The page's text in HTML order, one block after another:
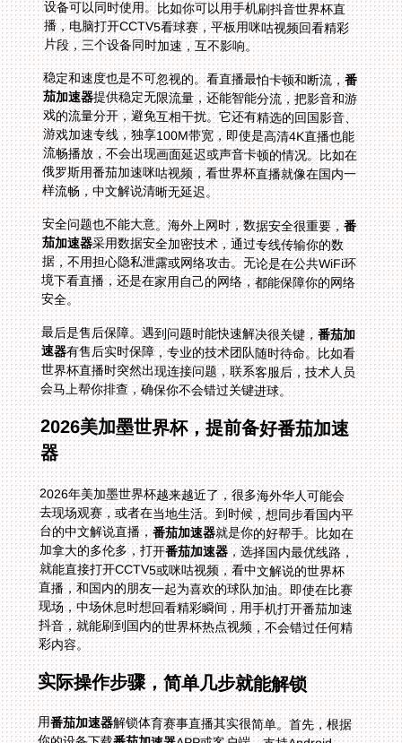
片段，三个设备同时加速，互不影响。
稳定和速度也是不可忽视的。看直播最怕卡顿和断流，番
茄加速器提供稳定无限流量，还能智能分流，把影音和游
戏的流量分开，避免互相干扰。它还有精选的回国影音、
游戏加速专线，独享100M带宽，即使是高清4K直播也能
流畅播放，不会出现画面延迟或声音卡顿的情况。比如在
俄罗斯用番茄加速咪咕视频，看世界杯直播就像在国内一
样流畅，中文解说清晰无延迟。
安全问题也不能大意。海外上网时，数据安全很重要，番
茄加速器采用数据安全加密技术，通过专线传输你的数
据，不用担心隐私泄露或网络攻击。无论是在公共WiFi环
境下看直播，还是在家用自己的网络，都能保障你的网络
安全。
最后是售后保障。遇到问题时能快速解决很关键，番茄加
速器有售后实时保障，专业的技术团队随时待命。比如看
世界杯直播时突然出现连接问题，联系客服后，技术人员
会马上帮你排查，确保你不会错过关键进球。
2026美加墨世界杯，提前备好番茄加速
器
2026年美加墨世界杯越来越近了，很多海外华人可能会
去现场观赛，或者在当地生活。到时候，想同步看国内平
台的中文解说直播，番茄加速器就是你的好帮手。比如在
加拿大的多伦多，打开番茄加速器，选择国内最优线路，
就能直接打开CCTV5或咪咕视频，看中文解说的世界杯
直播，和国内的朋友一起为喜欢的球队加油。即使在比赛
现场，中场休息时想回看精彩瞬间，用手机打开番茄加速
抖音，就能刷到国内的世界杯热点视频，不会错过任何精
彩内容。
实际操作步骤，简单几步就能解锁
用番茄加速器解锁体育赛事直播其实很简单。首先，根据